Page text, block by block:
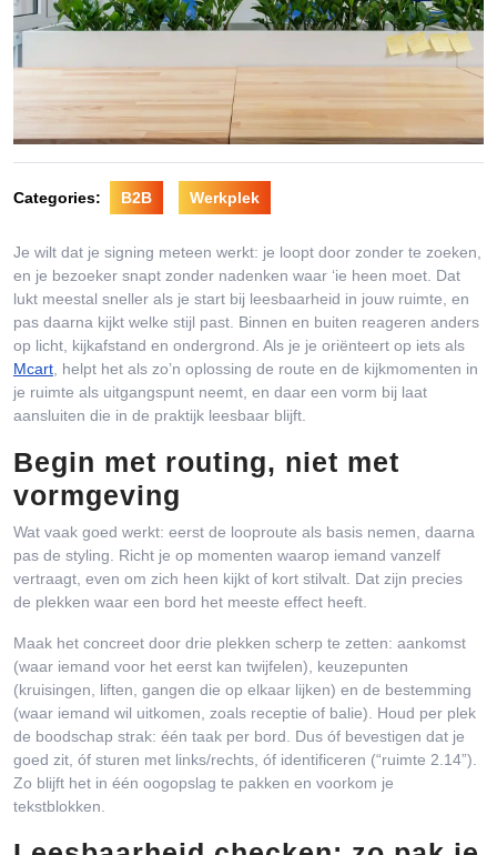
Categories: B2B Werkplek
Je wilt dat je signing meteen werkt: je loopt door zonder te zoeken,
en je bezoeker snapt zonder nadenken waar ‘ie heen moet. Dat
lukt meestal sneller als je start bij leesbaarheid in jouw ruimte, en
pas daarna kijkt welke stijl past. Binnen en buiten reageren anders
op licht, kijkafstand en ondergrond. Als je je oriënteert op iets als
Mcart , helpt het als zo’n oplossing de route en de kijkmomenten in
je ruimte als uitgangspunt neemt, en daar een vorm bij laat
aansluiten die in de praktijk leesbaar blijft.
Begin met routing, niet met
vormgeving
Wat vaak goed werkt: eerst de looproute als basis nemen, daarna
pas de styling. Richt je op momenten waarop iemand vanzelf
vertraagt, even om zich heen kijkt of kort stilvalt. Dat zijn precies
de plekken waar een bord het meeste effect heeft.
Maak het concreet door drie plekken scherp te zetten: aankomst
(waar iemand voor het eerst kan twijfelen), keuzepunten
(kruisingen, liften, gangen die op elkaar lijken) en de bestemming
(waar iemand wil uitkomen, zoals receptie of balie). Houd per plek
de boodschap strak: één taak per bord. Dus óf bevestigen dat je
goed zit, óf sturen met links/rechts, óf identificeren (“ruimte 2.14”).
Zo blijft het in één oogopslag te pakken en voorkom je
tekstblokken.